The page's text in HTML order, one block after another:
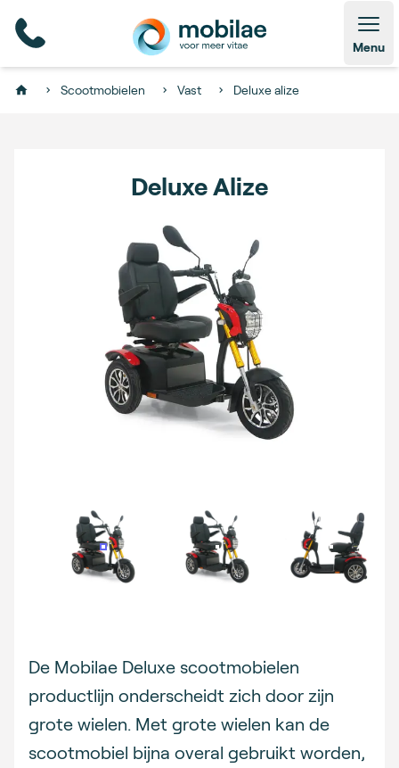
Menu
Home Scootmobielen Vast Deluxe alize
Deluxe Alize
Description
De Mobilae Deluxe scootmobielen
productlijn onderscheidt zich door zijn
grote wielen. Met grote wielen kan de
scootmobiel bijna overal gebruikt worden,